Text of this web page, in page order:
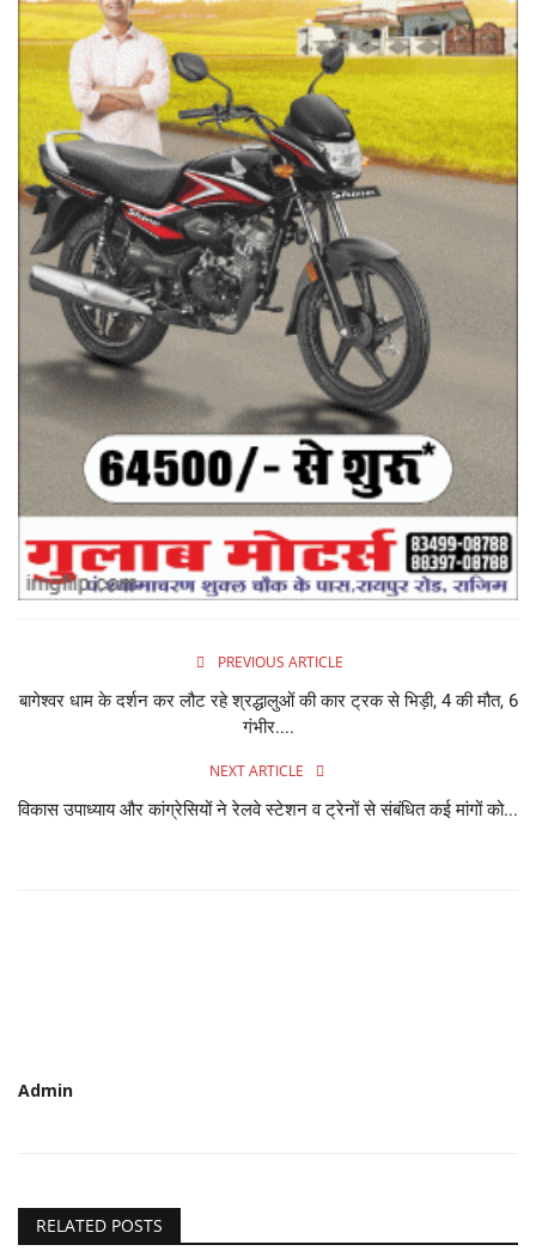
PREVIOUS ARTICLE
बागेश्वर धाम के दर्शन कर लौट रहे श्रद्धालुओं की कार ट्रक से भिड़ी, 4 की मौत, 6
गंभीर....
NEXT ARTICLE
विकास उपाध्याय और कांग्रेसियों ने रेलवे स्टेशन व ट्रेनों से संबंधित कई मांगों को...
Admin
RELATED POSTS